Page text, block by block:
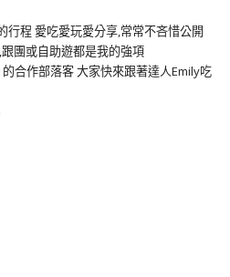
行程 愛吃愛玩愛分享,常常不吝惜公開
團或自助遊都是我的強項
合作部落客 大家快來跟著達人Emily吃